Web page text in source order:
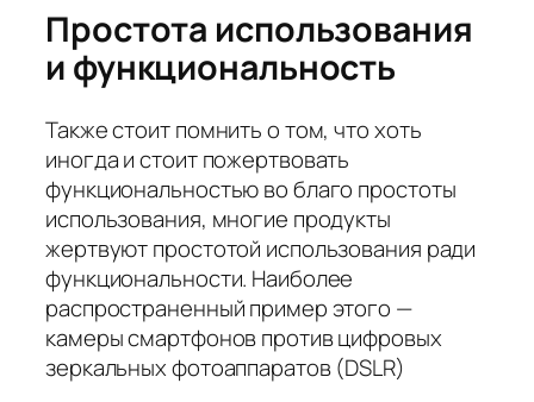
Простота использования
и функциональность
Также стоит помнить о том, что хоть
иногда и стоит пожертвовать
функциональностью во благо простоты
использования, многие продукты
жертвуют простотой использования ради
функциональности. Наиболее
распространенный пример этого —
камеры смартфонов против цифровых
зеркальных фотоаппаратов (DSLR)